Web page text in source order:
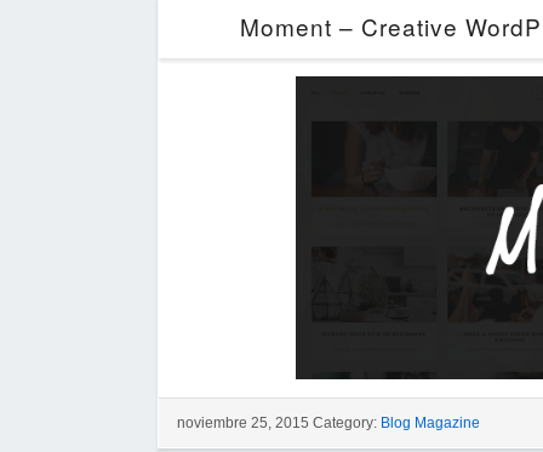
Moment – Creative
noviembre 25, 2015 Category: Blog Magazine